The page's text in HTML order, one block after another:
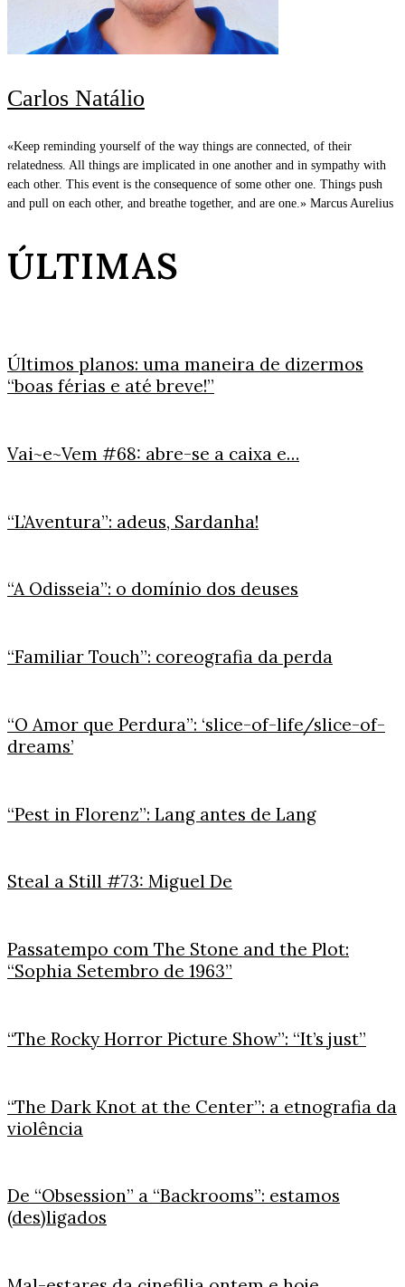
Carlos Natálio
«Keep reminding yourself of the way things are connected, of their
relatedness. All things are implicated in one another and in sympathy with
each other. This event is the consequence of some other one. Things push
and pull on each other, and breathe together, and are one.» Marcus Aurelius
ÚLTIMAS
Últimos planos: uma maneira de dizermos
“boas férias e até breve!”
Vai~e~Vem #68: abre-se a caixa e…
“L’Aventura”: adeus, Sardanha!
“A Odisseia”: o domínio dos deuses
“Familiar Touch”: coreografia da perda
“O Amor que Perdura”: ‘slice-of-life/slice-of-
dreams’
“Pest in Florenz”: Lang antes de Lang
Steal a Still #73: Miguel De
Passatempo com The Stone and the Plot:
“Sophia Setembro de 1963”
“The Rocky Horror Picture Show”: “It’s just”
“The Dark Knot at the Center”: a etnografia da
violência
De “Obsession” a “Backrooms”: estamos
(des)ligados